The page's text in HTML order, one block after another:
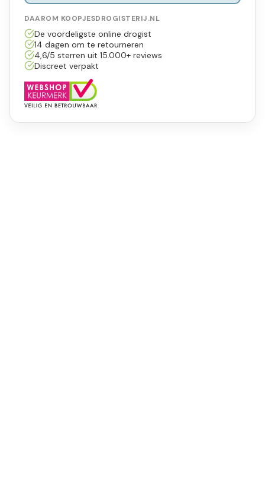
DAAROM KOOPJESDROGISTERIJ.NL
De voordeligste online drogist
14 dagen om te retourneren
4,6/5 sterren uit 15.000+ reviews
Discreet verpakt